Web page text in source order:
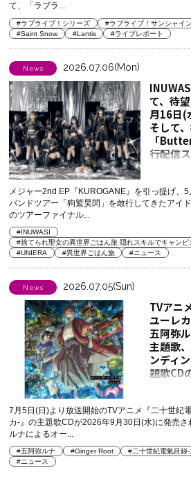
て、「ラブラ...
#ラブライブ！シリーズ #ラブライブ！サンシャイ
#Saint Snow
#Lantis #ライブレポート
News 2026.07.06(Mon)
て、待
月16日(
そして
「
行配信
メジャー2nd EP『KUROGANE』を引っ提げ、
バンドツアー「狗鷲昊閃」を敢行してきたアイ
のツアーファイナル...
#INUWASI
#捨てられ聖女の異世界ごはん旅 隠れスキルでキャン
#UNIERA
#異世界ごはん旅 #ニュース
News 2026.07.05(Sun)
TVアニ
ユーレ
五阿弥
主題歌
ンディ
題歌CD
7月5日(日)より放送開始のTVアニメ『二十世紀
カ-』の主題歌CDが2026年9月30日(水)に発売
ルナによるオー...
#五阿弥ルナ #Ginger Root #二十世紀電氣目録
#ニュース